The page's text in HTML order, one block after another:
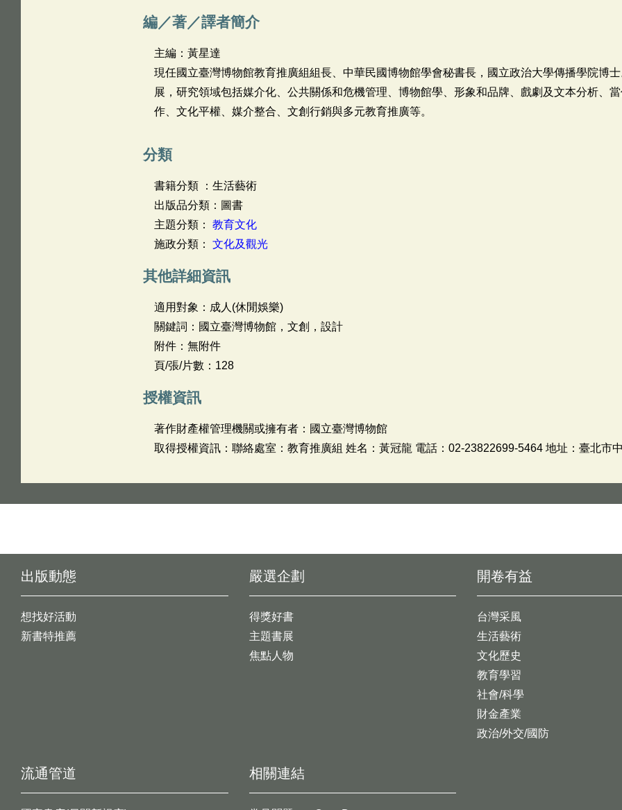
編／著／譯者簡介
主編：黃星達
現任國立臺灣博物館教育推廣組組長、中華民國博物館學會秘書長，國立政治大學傳播學院博
展，研究領域包括媒介化、公共關係和危機管理、博物館學、形象和品牌、戲劇及文本分析、
作、文化平權、媒介整合、文創行銷與多元教育推廣等。
分類
書籍分類 ：生活藝術
出版品分類：圖書
主題分類： 教育文化
施政分類： 文化及觀光
其他詳細資訊
適用對象：成人(休閒娛樂)
關鍵詞：國立臺灣博物館，文創，設計
附件：無附件
頁/張/片數：128
授權資訊
著作財產權管理機關或擁有者：國立臺灣博物館
取得授權資訊：聯絡處室：教育推廣組 姓名：黃冠龍 電話：02-23822699-5464 地址：臺北市
出版動態
想找好活動
新書特推薦
開卷有益
台灣采風
生活藝術
文化歷史
教育學習
社會/科學
財金產業
政治/外交/國防
嚴選企劃
得獎好書
主題書展
焦點人物
流通管道 相關連結